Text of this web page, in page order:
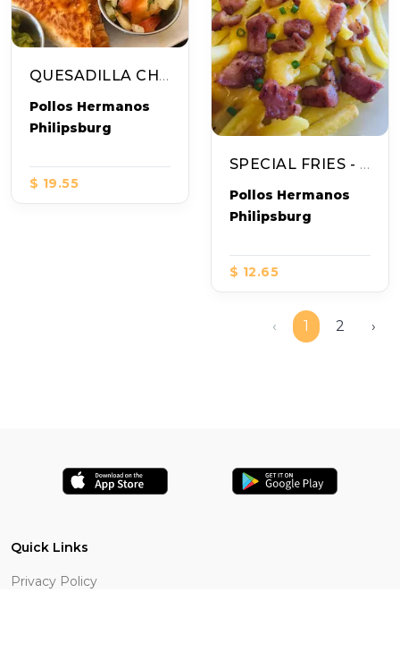
QUESADILLA CHILLI CON CARNE
Pollos Hermanos
Philipsburg
$ 19.55
SPECIAL FRIES - MELTED CHEESE & BACON
Pollos Hermanos
Philipsburg
$ 12.65
‹ 1 2 ›
Quick Links
Privacy Policy